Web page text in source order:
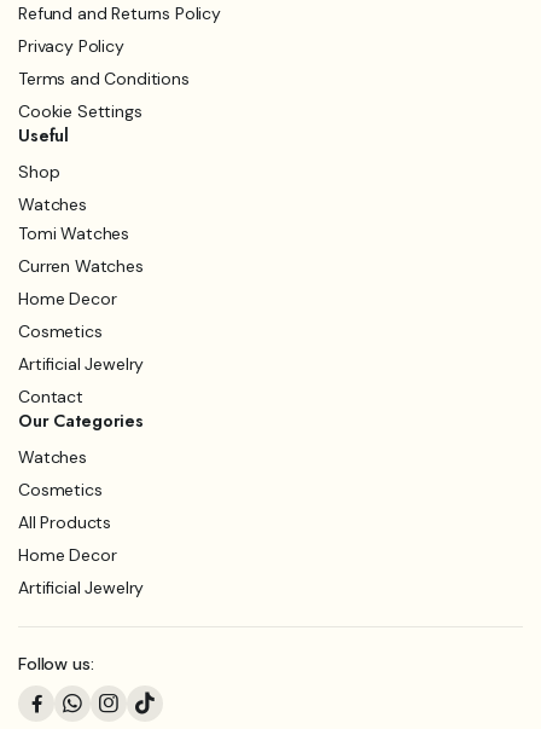
Refund and Returns Policy
Privacy Policy
Terms and Conditions
Cookie Settings
Useful
Shop
Watches
Tomi Watches
Curren Watches
Home Decor
Cosmetics
Artificial Jewelry
Contact
Our Categories
Watches
Cosmetics
All Products
Home Decor
Artificial Jewelry
Follow us: